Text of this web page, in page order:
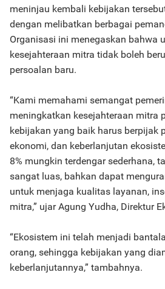
meninjau kembali kebijakan
dengan melibatkan berbagai
Organisasi ini menegaskan bahwa
kesejahteraan mitra tidak boleh
persoalan baru.
“Kami memahami semangat
meningkatkan kesejahteraan mitra
kebijakan yang baik harus berpijak
ekonomi, dan keberlanjutan
8% mungkin terdengar sederhana,
sangat luas, bahkan dapat
untuk menjaga kualitas layanan,
mitra,” ujar Agung Yudha, Direktur
“Ekosistem ini telah menjadi
orang, sehingga kebijakan yang
keberlanjutannya,” tambahnya.